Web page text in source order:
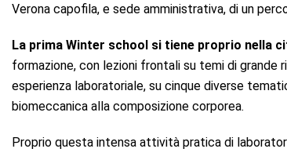
Verona capofila, e sede amministrativa, di un
La prima Winter school si tiene proprio nella
formazione, con lezioni frontali su temi di
esperienza laboratoriale, su cinque diverse
biomeccanica alla composizione corporea.
Proprio questa intensa attività pratica di